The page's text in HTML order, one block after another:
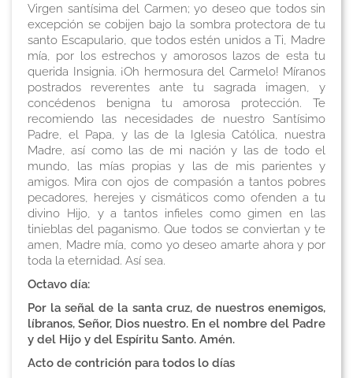
Virgen santísima del Carmen; yo deseo que todos sin
excepción se cobijen bajo la sombra protectora de tu
santo Escapulario, que todos estén unidos a Ti, Madre
mía, por los estrechos y amorosos lazos de esta tu
querida Insignia. ¡Oh hermosura del Carmelo! Míranos
postrados reverentes ante tu sagrada imagen, y
concédenos benigna tu amorosa protección. Te
recomiendo las necesidades de nuestro Santísimo
Padre, el Papa, y las de la Iglesia Católica, nuestra
Madre, así como las de mi nación y las de todo el
mundo, las mías propias y las de mis parientes y
amigos. Mira con ojos de compasión a tantos pobres
pecadores, herejes y cismáticos como ofenden a tu
divino Hijo, y a tantos infieles como gimen en las
tinieblas del paganismo. Que todos se conviertan y te
amen, Madre mía, como yo deseo amarte ahora y por
toda la eternidad. Así sea.
Octavo día:
Por la señal de la santa cruz, de nuestros enemigos,
líbranos, Señor, Dios nuestro. En el nombre del Padre
y del Hijo y del Espíritu Santo. Amén.
Acto de contrición para todos lo días